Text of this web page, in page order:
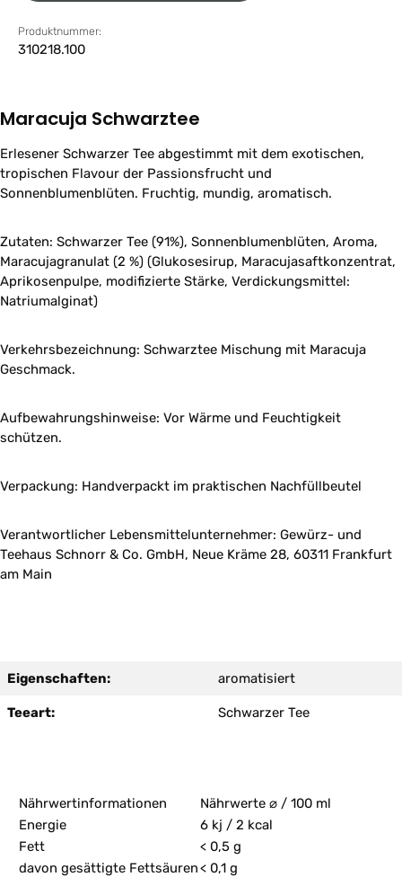
Produktnummer:
310218.100
Maracuja Schwarztee
Erlesener Schwarzer Tee abgestimmt mit dem exotischen,
tropischen Flavour der Passionsfrucht und
Sonnenblumenblüten. Fruchtig, mundig, aromatisch.
Zutaten: Schwarzer Tee (91%), Sonnenblumenblüten, Aroma,
Maracujagranulat (2 %) (Glukosesirup, Maracujasaftkonzentrat,
Aprikosenpulpe, modifizierte Stärke, Verdickungsmittel:
Natriumalginat)
Verkehrsbezeichnung: Schwarztee Mischung mit Maracuja
Geschmack.
Aufbewahrungshinweise: Vor Wärme und Feuchtigkeit
schützen.
Verpackung: Handverpackt im praktischen Nachfüllbeutel
Verantwortlicher Lebensmittelunternehmer: Gewürz- und
Teehaus Schnorr & Co. GmbH, Neue Kräme 28, 60311 Frankfurt
am Main
Eigenschaften: aromatisiert
Teeart: Schwarzer Tee
Nährwertinformationen
Nährwerte ⌀ / 100 ml
Energie
6 kj / 2 kcal
Fett
< 0,5 g
davon gesättigte Fettsäuren< 0,1 g